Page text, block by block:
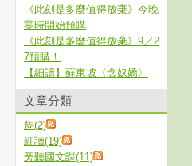
《此刻是多麼值得放棄》今晚
零時開始預購
《此刻是多麼值得放棄》9／2
7預購！
【細讀】蘇東坡〈念奴嬌〉
文章分類
雋(2)
細讀(19)
旁聽國文課(11)